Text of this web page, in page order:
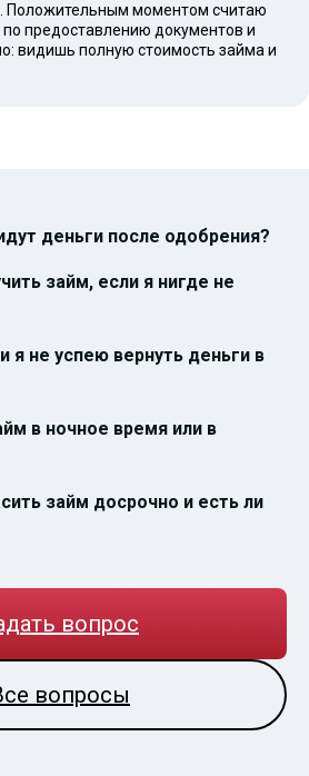
Положительным моментом считаю
по предоставлению документов и
видишь полную стоимость займа и
деньги после одобрения?
займ, если я нигде не
я не успею вернуть деньги в
в ночное время или в
займ досрочно и есть ли
вопрос
вопросы